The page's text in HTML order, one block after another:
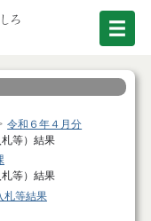
令和６年４月分
等）結果
等）結果
札等結果